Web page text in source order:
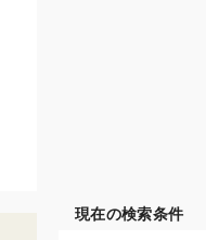
現在の検索条件